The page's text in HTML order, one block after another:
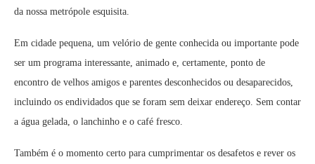
da nossa metrópole esquisita.
Em cidade pequena, um velório de gente conhecida ou importante pode
ser um programa interessante, animado e, certamente, ponto de
encontro de velhos amigos e parentes desconhecidos ou desaparecidos,
incluindo os endividados que se foram sem deixar endereço. Sem contar
a água gelada, o lanchinho e o café fresco.
Também é o momento certo para cumprimentar os desafetos e rever os